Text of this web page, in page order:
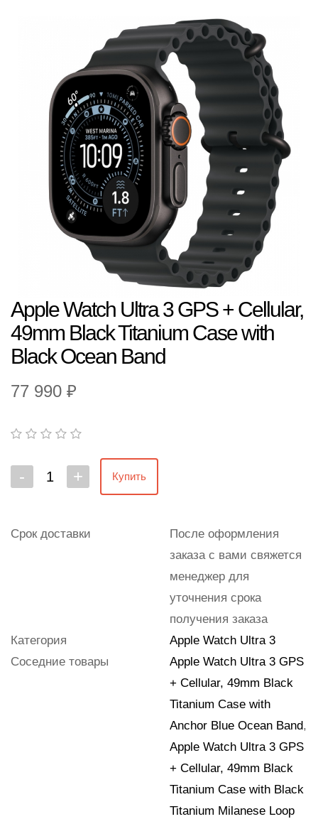
Apple Watch Ultra 3 GPS + Cellular,
49mm Black Titanium Case with
Black Ocean Band
77 990 ₽
- + Купить
Срок доставки
После оформления
заказа с вами свяжется
менеджер для
уточнения срока
получения заказа
Категория
Apple Watch Ultra 3
Соседние товары
Apple Watch Ultra 3 GPS
+ Cellular, 49mm Black
Titanium Case with
Anchor Blue Ocean Band,
Apple Watch Ultra 3 GPS
+ Cellular, 49mm Black
Titanium Case with Black
Titanium Milanese Loop